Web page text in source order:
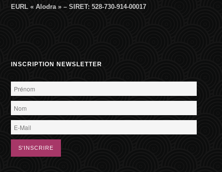
EURL « Alodra » – SIRET: 528-730-914-00017
INSCRIPTION NEWSLETTER